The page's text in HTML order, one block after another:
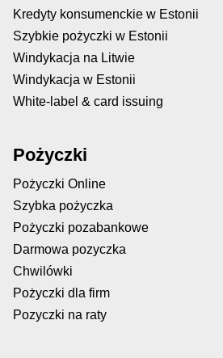
Kredyty konsumenckie w Estonii
Szybkie pożyczki w Estonii
Windykacja na Litwie
Windykacja w Estonii
White-label & card issuing
Pożyczki
Pożyczki Online
Szybka pożyczka
Pożyczki pozabankowe
Darmowa pozyczka
Chwilówki
Pożyczki dla firm
Pozyczki na raty